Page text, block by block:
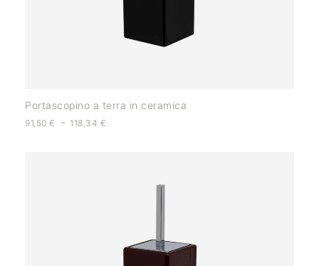
Portascopino a terra in ceramica
91,50 € - 118,34 €